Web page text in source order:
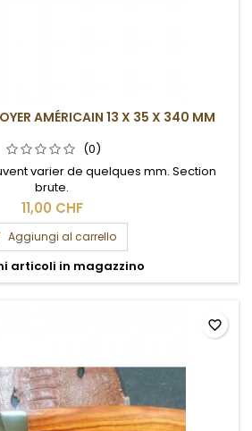
AMÉRICAIN 13 X 35 X 340 MM
(0)
varier de quelques mm. Section
brute.
11,00 CHF
Aggiungi al carrello
articoli in magazzino
favorite_border